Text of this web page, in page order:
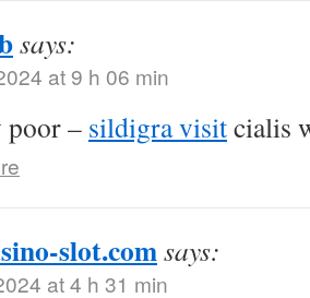
says:
at 9 h 06 min
– sildigra visitcialis
slot.comsays:
at 4 h 31 min